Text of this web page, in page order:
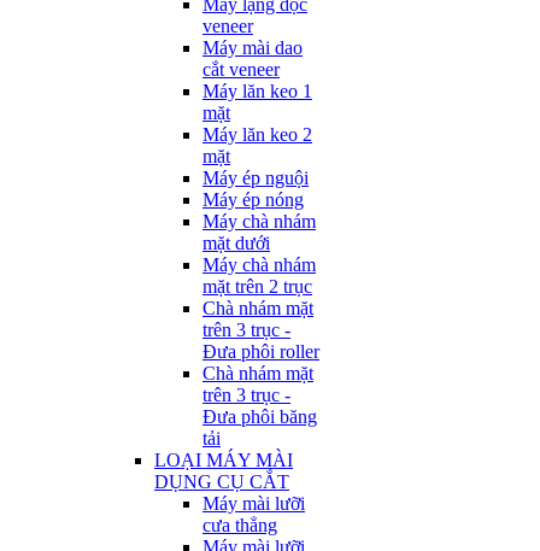
Máy lạng dọc
veneer
Máy mài dao
cắt veneer
Máy lăn keo 1
mặt
Máy lăn keo 2
mặt
Máy ép nguội
Máy ép nóng
Máy chà nhám
mặt dưới
Máy chà nhám
mặt trên 2 trục
Chà nhám mặt
trên 3 trục -
Đưa phôi roller
Chà nhám mặt
trên 3 trục -
Đưa phôi băng
tải
LOẠI MÁY MÀI
DỤNG CỤ CẮT
Máy mài lưỡi
cưa thẳng
Máy mài lưỡi